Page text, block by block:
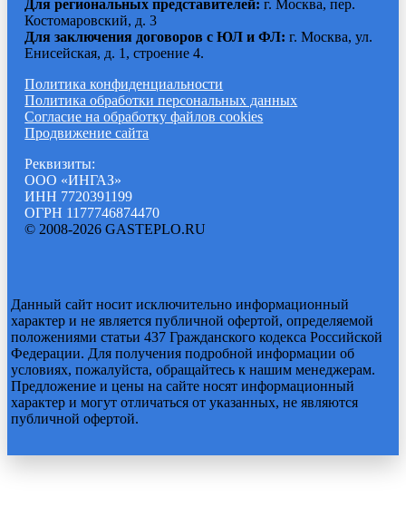
Для региональных представителей: г. Москва, пер.
Костомаровский, д. 3
Для заключения договоров с ЮЛ и ФЛ:г. Москва, ул.
Енисейская, д. 1, строение 4.
Политика конфиденциальности
Политика обработки персональных данных
Согласие на обработку файлов cookies
Продвижение сайта
Реквизиты:
ООО «ИНГАЗ»
ИНН 7720391199
ОГРН 1177746874470
© 2008-2026 GASTEPLO.RU
Данный сайт носит исключительно информационный
характер и не является публичной офертой, определяемой
положениями статьи 437 Гражданского кодекса Российской
Федерации. Для получения подробной информации об
условиях, пожалуйста, обращайтесь к нашим менеджерам.
Предложение и цены на сайте носят информационный
характер и могут отличаться от указанных, не являются
публичной офертой.